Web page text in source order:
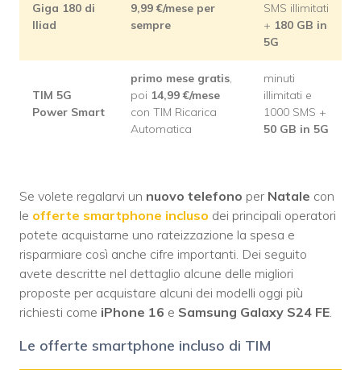
Giga 180 di
Iliad
9,99 €/mese per
sempre
SMS illimitati
+ 180 GB in
5G
TIM 5G
Power Smart
primo mese gratis,
poi 14,99 €/mese
con TIM Ricarica
Automatica
minuti
illimitati e
1000 SMS +
50 GB in 5G
Se volete regalarvi un nuovo telefono per Natale con
le offerte smartphone incluso dei principali operatori
potete acquistarne uno rateizzazione la spesa e
risparmiare così anche cifre importanti. Dei seguito
avete descritte nel dettaglio alcune delle migliori
proposte per acquistare alcuni dei modelli oggi più
richiesti come iPhone 16 e Samsung Galaxy S24 FE.
Le offerte smartphone incluso di TIM